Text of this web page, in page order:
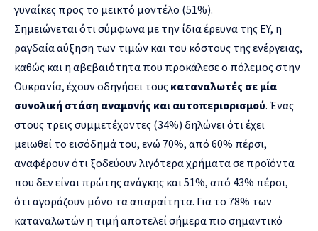
γυναίκες προς το μεικτό μοντέλο (51%).
Σημειώνεται ότι σύμφωνα με την ίδια έρευνα της EY, η
ραγδαία αύξηση των τιμών και του κόστους της ενέργειας,
καθώς και η αβεβαιότητα που προκάλεσε ο πόλεμος στην
Ουκρανία, έχουν οδηγήσει τουςκαταναλωτές σε μία
συνολική στάση αναμονής και αυτοπεριορισμού. Ένας
στους τρεις συμμετέχοντες (34%) δηλώνει ότι έχει
μειωθεί το εισόδημά του, ενώ 70%, από 60% πέρσι,
αναφέρουν ότι ξοδεύουν λιγότερα χρήματα σε προϊόντα
που δεν είναι πρώτης ανάγκης και 51%, από 43% πέρσι,
ότι αγοράζουν μόνο τα απαραίτητα. Για το 78% των
καταναλωτών η τιμή αποτελεί σήμερα πιο σημαντικό